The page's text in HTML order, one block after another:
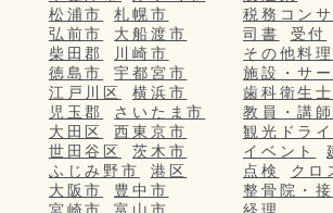
松浦市
札幌市
弘前市
大船渡市
柴田郡
川崎市
徳島市
宇都宮市
江戸川区
横浜市
児玉郡
さいたま市
大田区
西東京市
世田谷区
茨木市
ふじみ野市
港区
大阪市
豊中市
宮崎市
富山市
税務コン
司書
受付
その他料
施設・サ
歯科衛生士
教員・講師
観光ドラ
イベント
点検
クロ
整骨院・
経理